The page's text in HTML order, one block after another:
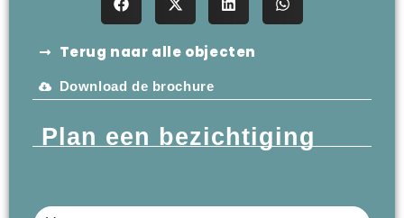
Terug naar alle objecten
Download de brochure
Plan een bezichtiging